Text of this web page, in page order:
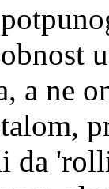
a ne
da